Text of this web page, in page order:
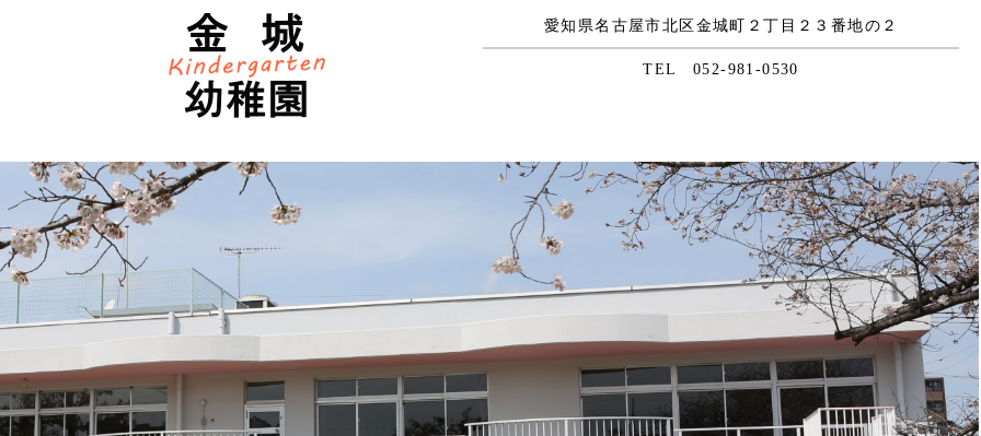
愛知県名古屋市北区金城町２丁目２３番地の２
TEL 052-981-0530